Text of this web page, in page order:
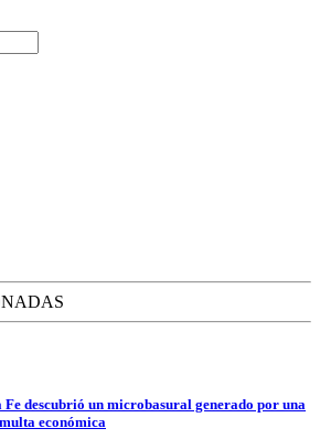
descubrió un microbasural generado por una
económica